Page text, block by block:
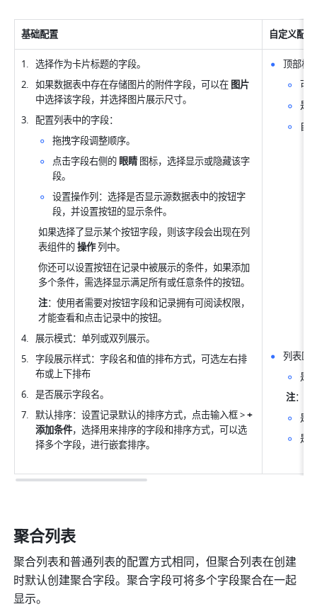
基础配置 自定义配置
选择作为卡片标题的字段。
如果数据表中存在存储图片的附件字段，可以在 图片
中选择该字段，并选择图片展示尺寸。
配置列表中的字段：
拖拽字段调整顺序。
点击字段右侧的 眼睛 图标，选择显示或隐藏该字
段。
设置操作列：选择是否显示源数据表中的按钮字
段，并设置按钮的显示条件。
如果选择了显示某个按钮字段，则该字段会出现在列
表组件的 操作 列中。
你还可以设置按钮在记录中被展示的条件，如果添加
多个条件，需选择显示满足所有或任意条件的按钮。
注：使用者需要对按钮字段和记录拥有可阅读权限，
才能查看和点击记录中的按钮。
展示模式：单列或双列展示。
字段展示样式：字段名和值的排布方式，可选左右排
布或上下排布
是否展示字段名。
默认排序：设置记录默认的排序方式，点击输入框 > +
添加条件，选择用来排序的字段和排序方式，可以选
择多个字段，进行嵌套排序。
顶部栏
可
是
自
列表区
是
注：如
是
是
聚合列表
聚合列表和普通列表的配置方式相同，但聚合列表在创建
时默认创建聚合字段。聚合字段可将多个字段聚合在一起
显示。